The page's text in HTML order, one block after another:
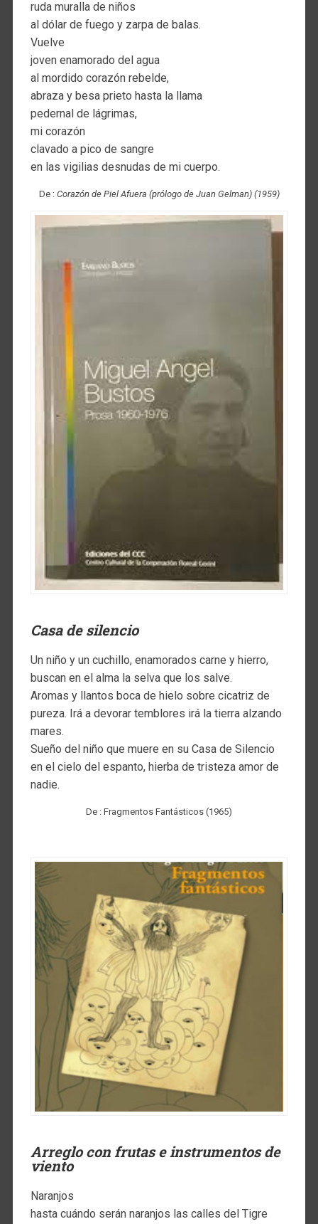
ruda muralla de niños
al dólar de fuego y zarpa de balas.
Vuelve
joven enamorado del agua
al mordido corazón rebelde,
abraza y besa prieto hasta la llama
pedernal de lágrimas,
mi corazón
clavado a pico de sangre
en las vigilias desnudas de mi cuerpo.
De : Corazón de Piel Afuera (prólogo de Juan Gelman) (1959)
Casa de silencio
Un niño y un cuchillo, enamorados carne y hierro,
buscan en el alma la selva que los salve.
Aromas y llantos boca de hielo sobre cicatriz de
pureza. Irá a devorar temblores irá la tierra alzando
mares.
Sueño del niño que muere en su Casa de Silencio
en el cielo del espanto, hierba de tristeza amor de
nadie.
De : Fragmentos Fantásticos (1965)
Arreglo con frutas e instrumentos de
viento
Naranjos
hasta cuándo serán naranjos las calles del Tigre